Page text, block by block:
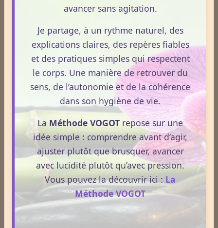
Dossiers
Le Frêne commun
avancer sans agitation.
Je partage, à un rythme naturel, des
explications claires, des repères fiables
et des pratiques simples qui respectent
le corps. Une manière de retrouver du
sens, de l’autonomie et de la cohérence
dans son hygiène de vie.
La Méthode VOGOT repose sur une
idée simple : comprendre avant d’agir,
ajuster plutôt que brusquer, avancer
avec lucidité plutôt qu’avec pression.
Vous pouvez la découvrir ici : La
Méthode VOGOT